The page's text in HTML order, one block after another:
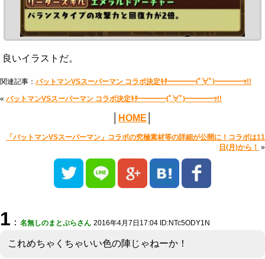
良いイラストだ。
関連記事： バットマンVSスーパーマン コラボ決定ｷﾀ━━━━(ﾟ∀ﾟ)━━━━ｯ!!
« バットマンVSスーパーマン コラボ決定ｷﾀ━━━━(ﾟ∀ﾟ)━━━━ｯ!!
HOME
「バットマンVSスーパーマン」コラボの究極素材等の詳細が公開に！コラボは11
日(月)から！ »
1 ： 名無しのまとぷらさん 2016年4月7日17:04 ID:NTc5ODY1N
これめちゃくちゃいい色の陣じゃねーか！